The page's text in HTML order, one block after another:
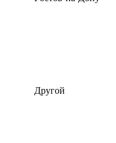
Другой